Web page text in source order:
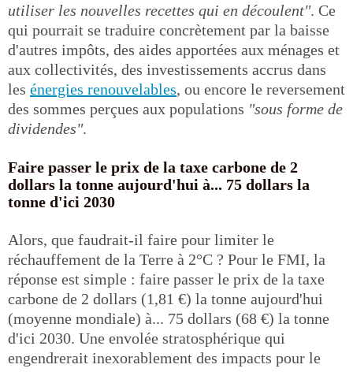
utiliser les nouvelles recettes qui en découlent". Ce
qui pourrait se traduire concrètement par la baisse
d'autres impôts, des aides apportées aux ménages et
aux collectivités, des investissements accrus dans
les énergies renouvelables, ou encore le reversement
des sommes perçues aux populations "sous forme de
dividendes".
Faire passer le prix de la taxe carbone de 2
dollars la tonne aujourd'hui à... 75 dollars la
tonne d'ici 2030
Alors, que faudrait-il faire pour limiter le
réchauffement de la Terre à 2°C ? Pour le FMI, la
réponse est simple : faire passer le prix de la taxe
carbone de 2 dollars (1,81 €) la tonne aujourd'hui
(moyenne mondiale) à... 75 dollars (68 €) la tonne
d'ici 2030. Une envolée stratosphérique qui
engendrerait inexorablement des impacts pour le